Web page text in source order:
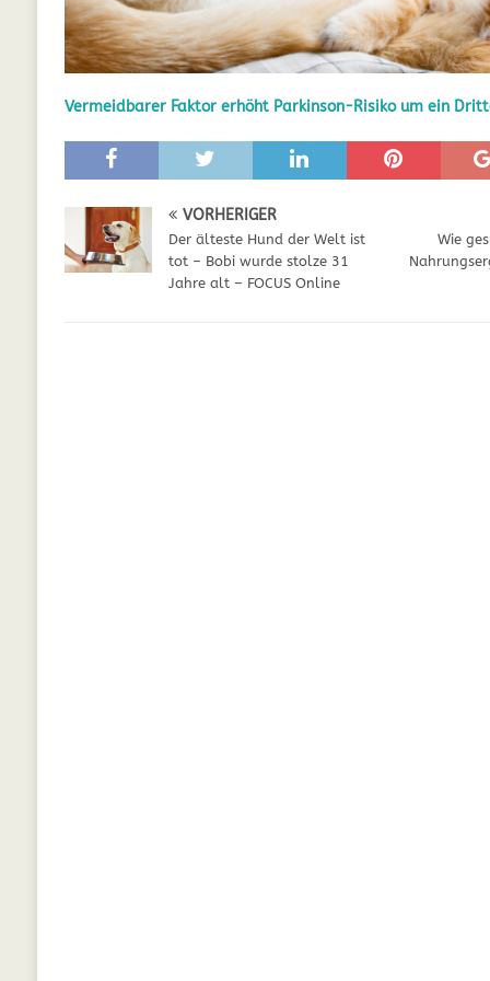
GESUNDHEIT
[ Juli 5, 2025 ] Der Wössinger Hundeverein
[ Juli 5, 2025 ] Unter Kritik: Prinzessin Kate
Online WELPEN
[ September 29, 2021 ] Kalzium für Hunde
Vermeidbarer Faktor erhöht Parkinson-Risiko um ein
VORHERIGER
Der älteste Hund der Welt ist
tot – Bobi wurde stolze 31
Jahre alt – FOCUS Online
Wie